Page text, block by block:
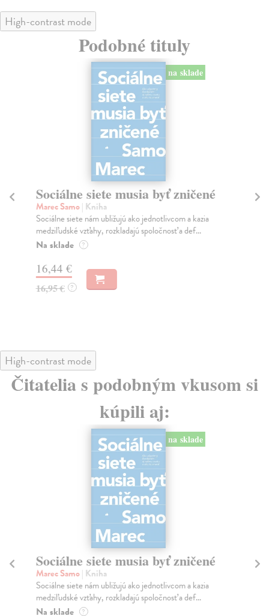
High-contrast mode
Podobné tituly
na sklade
Sociálne siete musia byť zničené
Marec Samo| Kniha
Sociálne siete nám ubližujú ako jednotlivcom a kazia
medziľudské vzťahy, rozkladajú spoločnosť a def...
Na sklade ?
16,44 €
16,95 € ?
High-contrast mode
Čitatelia s podobným vkusom si
kúpili aj:
na sklade
Sociálne siete musia byť zničené
Marec Samo| Kniha
Sociálne siete nám ubližujú ako jednotlivcom a kazia
medziľudské vzťahy, rozkladajú spoločnosť a def...
Na sklade ?